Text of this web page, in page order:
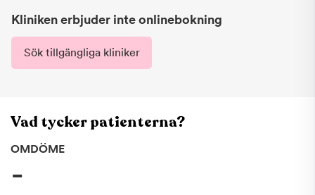
Kliniken erbjuder inte onlinebokning
Sök tillgängliga kliniker
Vad tycker patienterna?
OMDÖME
-